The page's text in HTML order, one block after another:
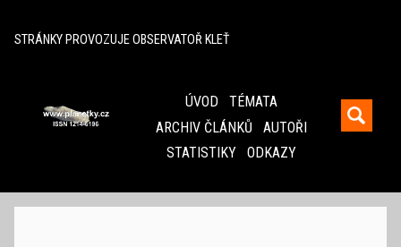
STRÁNKY PROVOZUJE OBSERVATOŘ KLEŤ
ÚVOD
TÉMATA
ARCHIV ČLÁNKŮ
AUTOŘI
STATISTIKY
ODKAZY